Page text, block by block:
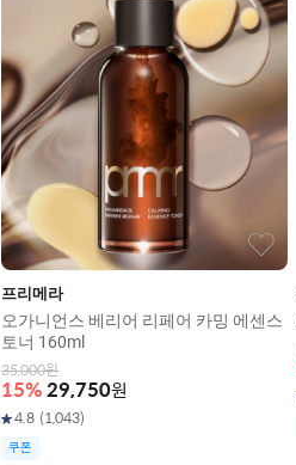
프리메라
오가니언스 베리어 리페어 카밍 에센스
토너 160ml
35,000원
15% 29,750원
4.8 (1,043)
쿠폰